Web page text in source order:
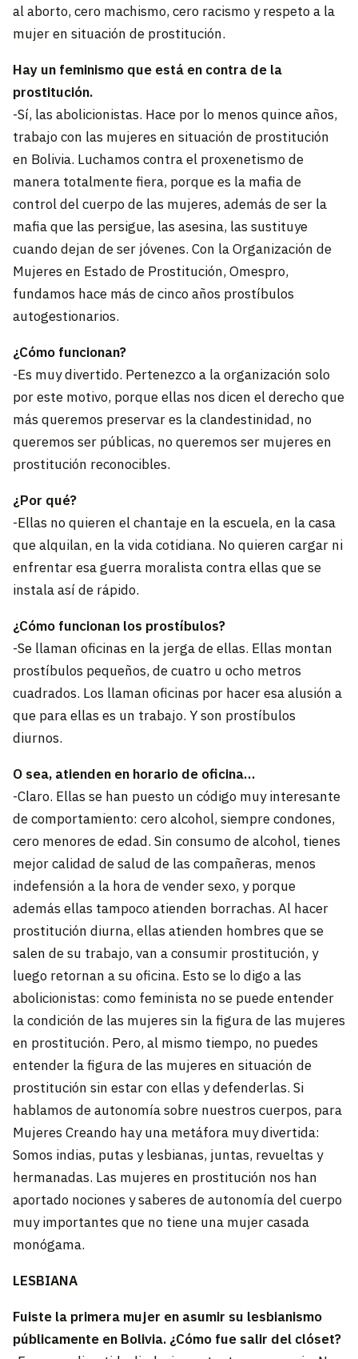
al aborto, cero machismo, cero racismo y respeto a la
mujer en situación de prostitución.
Hay un feminismo que está en contra de la
prostitución.
-Sí, las abolicionistas. Hace por lo menos quince años,
trabajo con las mujeres en situación de prostitución
en Bolivia. Luchamos contra el proxenetismo de
manera totalmente fiera, porque es la mafia de
control del cuerpo de las mujeres, además de ser la
mafia que las persigue, las asesina, las sustituye
cuando dejan de ser jóvenes. Con la Organización de
Mujeres en Estado de Prostitución, Omespro,
fundamos hace más de cinco años prostíbulos
autogestionarios.
¿Cómo funcionan?
-Es muy divertido. Pertenezco a la organización solo
por este motivo, porque ellas nos dicen el derecho que
más queremos preservar es la clandestinidad, no
queremos ser públicas, no queremos ser mujeres en
prostitución reconocibles.
¿Por qué?
-Ellas no quieren el chantaje en la escuela, en la casa
que alquilan, en la vida cotidiana. No quieren cargar ni
enfrentar esa guerra moralista contra ellas que se
instala así de rápido.
¿Cómo funcionan los prostíbulos?
-Se llaman oficinas en la jerga de ellas. Ellas montan
prostíbulos pequeños, de cuatro u ocho metros
cuadrados. Los llaman oficinas por hacer esa alusión a
que para ellas es un trabajo. Y son prostíbulos
diurnos.
O sea, atienden en horario de oficina…
-Claro. Ellas se han puesto un código muy interesante
de comportamiento: cero alcohol, siempre condones,
cero menores de edad. Sin consumo de alcohol, tienes
mejor calidad de salud de las compañeras, menos
indefensión a la hora de vender sexo, y porque
además ellas tampoco atienden borrachas. Al hacer
prostitución diurna, ellas atienden hombres que se
salen de su trabajo, van a consumir prostitución, y
luego retornan a su oficina. Esto se lo digo a las
abolicionistas: como feminista no se puede entender
la condición de las mujeres sin la figura de las mujeres
en prostitución. Pero, al mismo tiempo, no puedes
entender la figura de las mujeres en situación de
prostitución sin estar con ellas y defenderlas. Si
hablamos de autonomía sobre nuestros cuerpos, para
Mujeres Creando hay una metáfora muy divertida:
Somos indias, putas y lesbianas, juntas, revueltas y
hermanadas. Las mujeres en prostitución nos han
aportado nociones y saberes de autonomía del cuerpo
muy importantes que no tiene una mujer casada
monógama.
LESBIANA
Fuiste la primera mujer en asumir su lesbianismo
públicamente en Bolivia. ¿Cómo fue salir del clóset?